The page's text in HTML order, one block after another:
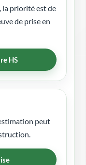
priorité est de
de prise en
HS
peut